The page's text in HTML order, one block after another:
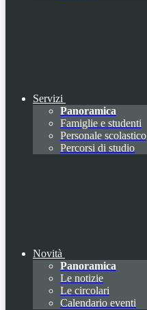
Servizi
Panoramica
Famiglie e studenti
Personale scolastico
Percorsi di studio
Novità
Panoramica
Le notizie
Le circolari
Calendario eventi